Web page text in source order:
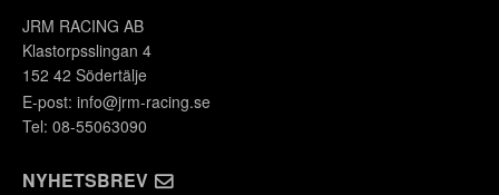
JRM RACING AB
Klastorpsslingan 4
152 42 Södertälje
E-post: info@jrm-racing.se
Tel: 08-55063090
NYHETSBREV